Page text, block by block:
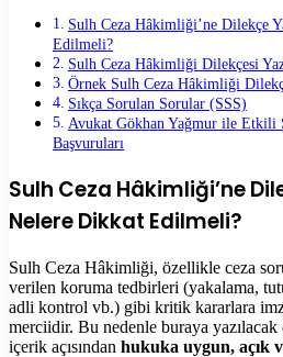
Sulh Ceza Hâkimliği’ne Dilekçe
Edilmeli?
Sulh Ceza Hâkimliği Dilekçesi
Örnek Sulh Ceza Hâkimliği
Sıkça Sorulan Sorular (SSS)
Avukat Gökhan Yağmur ile Etkili
Başvuruları
Sulh Ceza Hâkimliği’ne
Nelere Dikkat Edilmeli?
Sulh Ceza Hâkimliği, özellikle ceza
verilen koruma tedbirleri (yakalama,
adli kontrol vb.) gibi kritik kararlara
merciidir. Bu nedenle buraya
içerik açısından hukuka uygun, açık